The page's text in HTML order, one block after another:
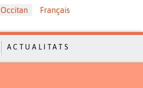
votre langue
Occitan Français
ACTUALITATS